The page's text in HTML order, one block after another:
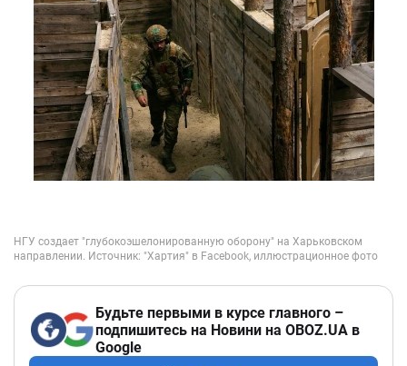
Будьте первыми в курсе главного –
подпишитесь на Новини на OBOZ.UA в
Google